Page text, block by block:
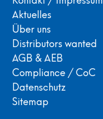
Aktuelles
Über uns
Distributors wanted
AGB & AEB
Compliance / CoC
Datenschutz
Sitemap